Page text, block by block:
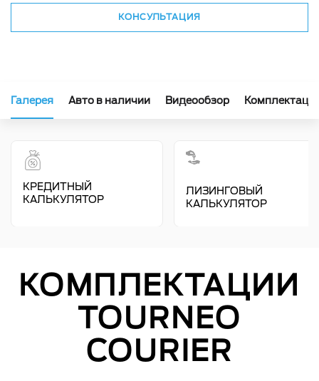
КОНСУЛЬТАЦИЯ
Галерея Авто в наличии Видеообзор
КРЕДИТНЫЙ
КАЛЬКУЛЯТОР
ЛИЗИНГОВЫЙ
КАЛЬКУЛЯТОР
КОМПЛЕКТАЦИИ
TOURNEO
COURIER